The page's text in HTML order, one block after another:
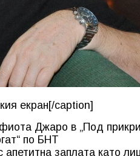
екран[/caption]
Джаро в „Под
по БНТ
заплата като